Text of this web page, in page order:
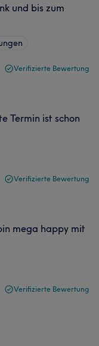
und bis zum
Verifizierte Bewertung
Termin ist schon
Verifizierte Bewertung
mega happy mit
Verifizierte Bewertung